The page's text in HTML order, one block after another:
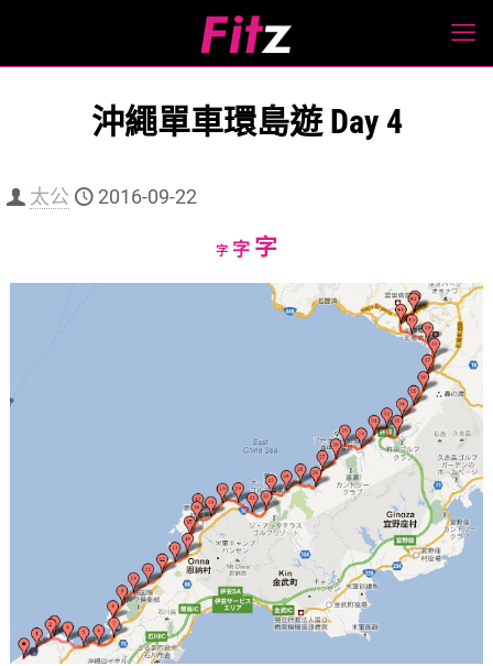
沖繩單車環島遊 Day 4
太公 2016-09-22
字Decrease
字Reset
size.
字Increase
size.